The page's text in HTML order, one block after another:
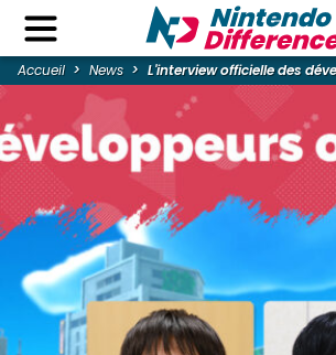
Accueil News L'interview officielle des